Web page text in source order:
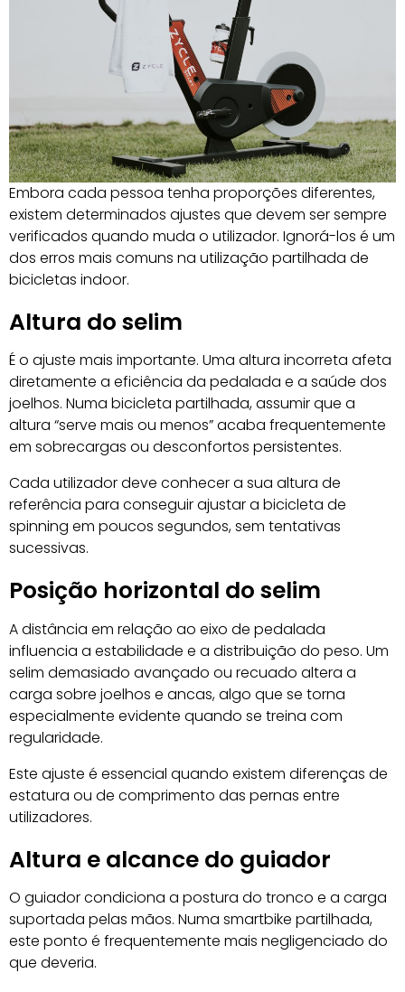
Embora cada pessoa tenha proporções diferentes,
existem determinados ajustes que devem ser sempre
verificados quando muda o utilizador. Ignorá-los é um
dos erros mais comuns na utilização partilhada de
bicicletas indoor.
Altura do selim
É o ajuste mais importante. Uma altura incorreta afeta
diretamente a eficiência da pedalada e a saúde dos
joelhos. Numa bicicleta partilhada, assumir que a
altura “serve mais ou menos” acaba frequentemente
em sobrecargas ou desconfortos persistentes.
Cada utilizador deve conhecer a sua altura de
referência para conseguir ajustar a bicicleta de
spinning em poucos segundos, sem tentativas
sucessivas.
Posição horizontal do selim
A distância em relação ao eixo de pedalada
influencia a estabilidade e a distribuição do peso. Um
selim demasiado avançado ou recuado altera a
carga sobre joelhos e ancas, algo que se torna
especialmente evidente quando se treina com
regularidade.
Este ajuste é essencial quando existem diferenças de
estatura ou de comprimento das pernas entre
utilizadores.
Altura e alcance do guiador
O guiador condiciona a postura do tronco e a carga
suportada pelas mãos. Numa smartbike partilhada,
este ponto é frequentemente mais negligenciado do
que deveria.